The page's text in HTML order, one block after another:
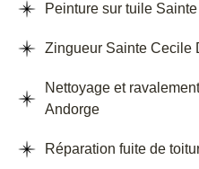
Peinture sur tuile
Zingueur Sainte Cecile
Nettoyage et
Andorge
Réparation fuite de